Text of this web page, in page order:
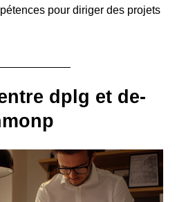
pour diriger des projets
dplg et de-